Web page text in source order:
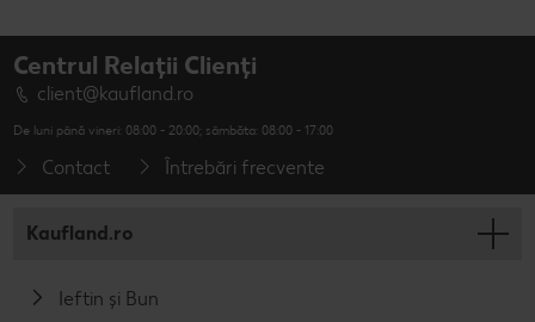
Centrul Relații Clienți
client@kaufland.ro
De luni până vineri: 08:00 - 20:00; sâmbăta: 08:00 - 17:00
Contact Întrebări frecvente
Kaufland.ro
Ieftin și Bun